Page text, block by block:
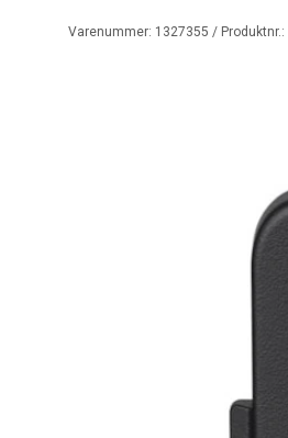
Varenummer: 1327355 / Produktnr.: